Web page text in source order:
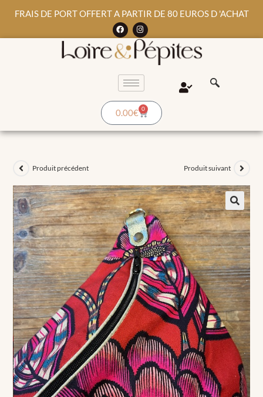
FRAIS DE PORT OFFERT A PARTIR DE 80 EUROS D 'ACHAT
0.00€ 0
Produit précédent Produit suivant